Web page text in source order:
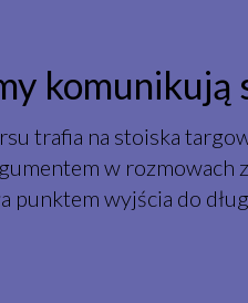
komunikują
trafia na stoiska
w
punktem wyjścia do